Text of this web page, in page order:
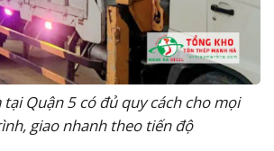
tại Quận 5 có đủ quy cách cho mọi
giao nhanh theo tiến độ